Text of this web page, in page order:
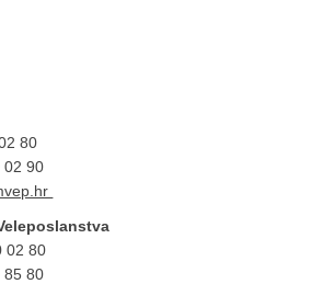
80
02 90
02 80
85 80